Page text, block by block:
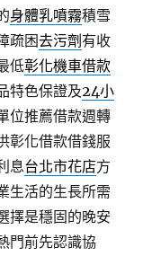
身體乳噴霧積雪
疏困去污劑 有收
低彰化機車借款
特色保證及24小
位推薦借款週轉
彰化借款借錢服
息台北市花店方
生活的生長所需
擇是穩固的晚安
門前先認識協